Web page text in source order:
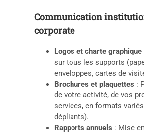
Communication
corporate
Logos et charte graphique
sur tous les supports
enveloppes, cartes de
Brochures et plaquettes :
de votre activité, de vos
services, en formats variés
dépliants).
Rapports annuels : Mise